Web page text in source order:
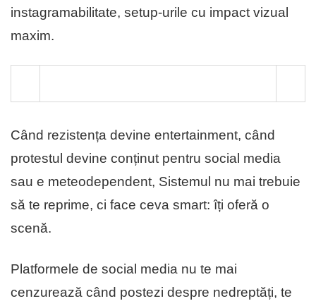
instagramabilitate, setup-urile cu impact vizual
maxim.
Când rezistența devine entertainment, când
protestul devine conținut pentru social media
sau e meteodependent, Sistemul nu mai trebuie
să te reprime, ci face ceva smart: îți oferă o
scenă.
Platformele de social media nu te mai
cenzurează când postezi despre nedreptăți, te